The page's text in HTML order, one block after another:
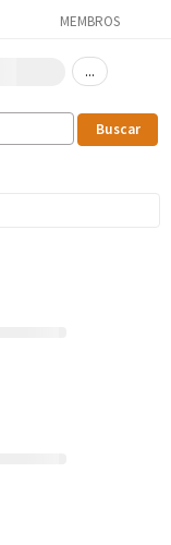
MEMBROS
...